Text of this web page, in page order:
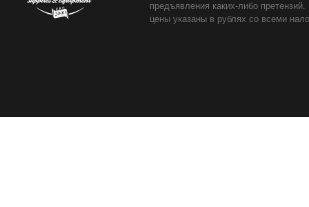
предъявления каких-либо
цены указаны в рублях со всеми